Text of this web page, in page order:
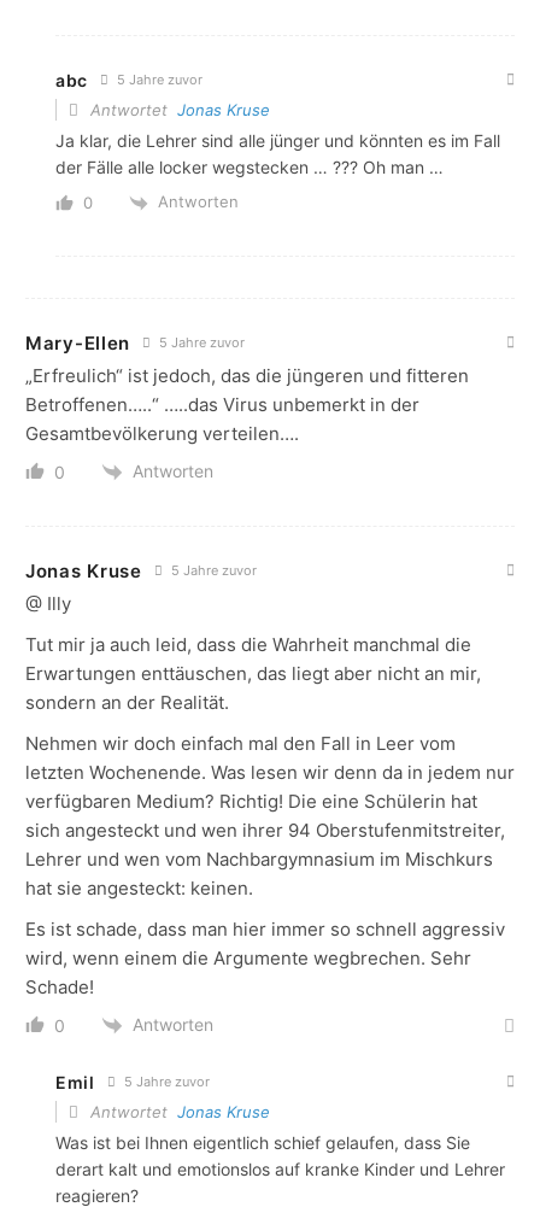
abc 5 Jahre zuvor
Antwortet Jonas Kruse
Ja klar, die Lehrer sind alle jünger und könnten es im Fall
der Fälle alle locker wegstecken … ??? Oh man …
0 Antworten
Mary-Ellen 5 Jahre zuvor
„Erfreulich“ ist jedoch, das die jüngeren und fitteren
Betroffenen…..“ …..das Virus unbemerkt in der
Gesamtbevölkerung verteilen….
0 Antworten
Jonas Kruse 5 Jahre zuvor
@ Illy
Tut mir ja auch leid, dass die Wahrheit manchmal die
Erwartungen enttäuschen, das liegt aber nicht an mir,
sondern an der Realität.
Nehmen wir doch einfach mal den Fall in Leer vom
letzten Wochenende. Was lesen wir denn da in jedem nur
verfügbaren Medium? Richtig! Die eine Schülerin hat
sich angesteckt und wen ihrer 94 Oberstufenmitstreiter,
Lehrer und wen vom Nachbargymnasium im Mischkurs
hat sie angesteckt: keinen.
Es ist schade, dass man hier immer so schnell aggressiv
wird, wenn einem die Argumente wegbrechen. Sehr
Schade!
0 Antworten
Emil 5 Jahre zuvor
Antwortet Jonas Kruse
Was ist bei Ihnen eigentlich schief gelaufen, dass Sie
derart kalt und emotionslos auf kranke Kinder und Lehrer
reagieren?